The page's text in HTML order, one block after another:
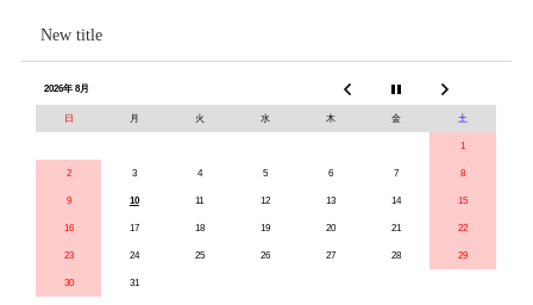
New title
2026年 8月
日 月 火 水 木 金 土
1
2 3 4 5 6 7 8
9 10 11 12 13 14 15
16 17 18 19 20 21 22
23 24 25 26 27 28 29
30 31